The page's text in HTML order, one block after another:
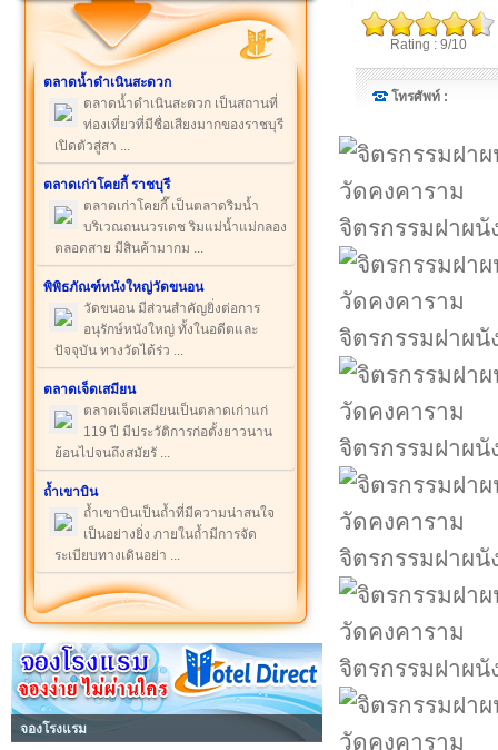
ตลาดน้ำดำเนินสะดวก
ตลาดน้ำดำเนินสะดวก เป็นสถานที่
ท่องเที่ยวที่มีชื่อเสียงมากของราชบุรี
เปิดตัวสู่สา ...
ตลาดเก่าโคยกี้ ราชบุรี
ตลาดเก่าโคยกี๊ เป็นตลาดริมน้ำ
บริเวณถนนวรเดช ริมแม่น้ำแม่กลอง
ตลอดสาย มีสินค้ามากม ...
พิพิธภัณฑ์หนังใหญ่วัดขนอน
วัดขนอน มีส่วนสำคัญยิ่งต่อการ
อนุรักษ์หนังใหญ่ ทั้งในอดีตและ
ปัจจุบัน ทางวัดได้ร่ว ...
ตลาดเจ็ดเสมียน
ตลาดเจ็ดเสมียนเป็นตลาดเก่าแก่
119 ปี มีประวัติการก่อตั้งยาวนาน
ย้อนไปจนถึงสมัยรั ...
ถ้ำเขาบิน
ถ้ำเขาบินเป็นถ้ำที่มีความน่าสนใจ
เป็นอย่างยิ่ง ภายในถ้ำมีการจัด
ระเบียบทางเดินอย่า ...
จองโรงแรม
Rating : 9/10
โทรศัพท์ :
จิตรกรรมฝาผนั
จิตรกรรมฝาผนั
จิตรกรรมฝาผนั
จิตรกรรมฝาผนั
จิตรกรรมฝาผนั